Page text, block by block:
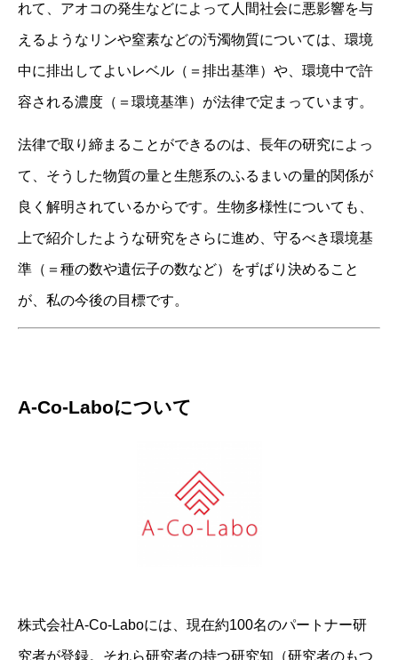
れて、アオコの発生などによって人間社会に悪影響を与
えるようなリンや窒素などの汚濁物質については、環境
中に排出してよいレベル（＝排出基準）や、環境中で許
容される濃度（＝環境基準）が法律で定まっています。
法律で取り締まることができるのは、長年の研究によっ
て、そうした物質の量と生態系のふるまいの量的関係が
良く解明されているからです。生物多様性についても、
上で紹介したような研究をさらに進め、守るべき環境基
準（＝種の数や遺伝子の数など）をずばり決めること
が、私の今後の目標です。
A-Co-Laboについて
株式会社A-Co-Laboには、現在約100名のパートナー研
究者が登録。それら研究者の持つ研究知（研究者のもつ